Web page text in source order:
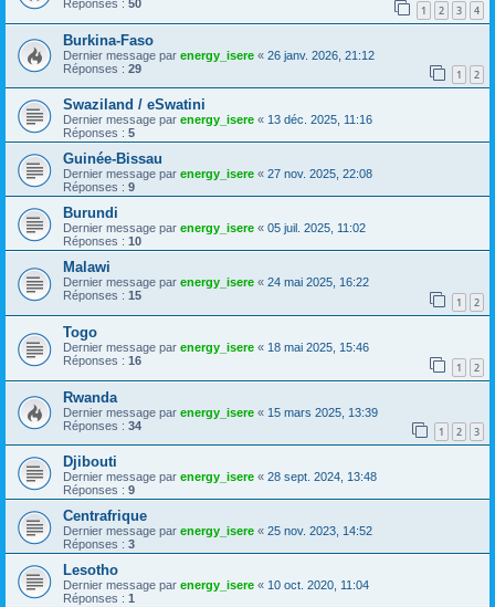
Réponses : 50 1 2 3 4
Burkina-Faso
Dernier message par energy_isere « 26 janv. 2026, 21:12
Réponses : 29 1 2
Swaziland / eSwatini
Dernier message par energy_isere « 13 déc. 2025, 11:16
Réponses : 5
Guinée-Bissau
Dernier message par energy_isere « 27 nov. 2025, 22:08
Réponses : 9
Burundi
Dernier message par energy_isere « 05 juil. 2025, 11:02
Réponses : 10
Malawi
Dernier message par energy_isere « 24 mai 2025, 16:22
Réponses : 15 1 2
Togo
Dernier message par energy_isere « 18 mai 2025, 15:46
Réponses : 16 1 2
Rwanda
Dernier message par energy_isere « 15 mars 2025, 13:39
Réponses : 34 1 2 3
Djibouti
Dernier message par energy_isere « 28 sept. 2024, 13:48
Réponses : 9
Centrafrique
Dernier message par energy_isere « 25 nov. 2023, 14:52
Réponses : 3
Lesotho
Dernier message par energy_isere « 10 oct. 2020, 11:04
Réponses : 1